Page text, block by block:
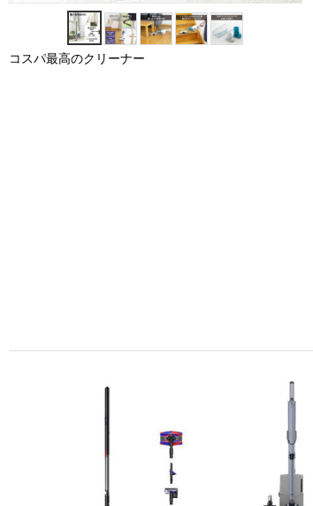
コスパ最高のクリーナー